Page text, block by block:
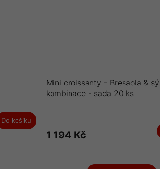
Do košíku
Mini croissanty – Bresaola &
kombinace - sada 20 ks
1 194 Kč